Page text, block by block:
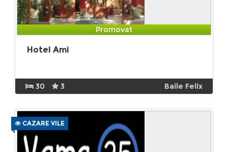
Promovat
Hotel Ami
30 3 Baile Felix
CAZARE VILE